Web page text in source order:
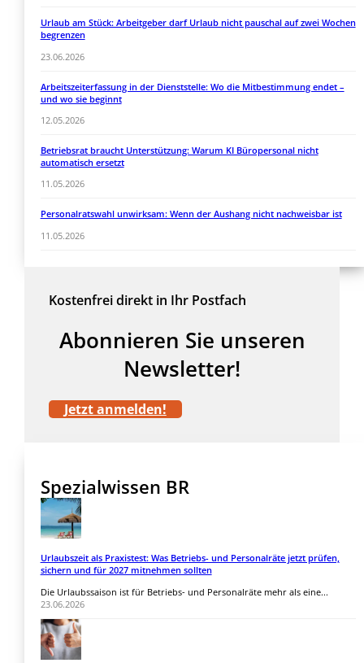
Urlaub am Stück: Arbeitgeber darf Urlaub nicht pauschal auf zwei Wochen
begrenzen
23.06.2026
Arbeitszeiterfassung in der Dienststelle: Wo die Mitbestimmung endet –
und wo sie beginnt
12.05.2026
Betriebsrat braucht Unterstützung: Warum KI Büropersonal nicht
automatisch ersetzt
11.05.2026
Personalratswahl unwirksam: Wenn der Aushang nicht nachweisbar ist
11.05.2026
Kostenfrei direkt in Ihr Postfach
Abonnieren Sie unseren
Newsletter!
Jetzt anmelden!
Spezialwissen BR
Urlaubszeit als Praxistest: Was Betriebs- und Personalräte jetzt prüfen,
sichern und für 2027 mitnehmen sollten
Die Urlaubssaison ist für Betriebs- und Personalräte mehr als eine...
23.06.2026